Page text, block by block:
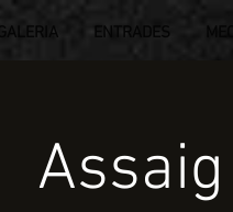
GALERIA ENTRADES